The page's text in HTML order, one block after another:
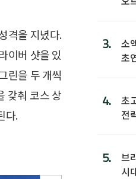
격을 지녔다.
이버 샷을 있
린을 두 개씩
갖춰 코스 상
다.
3.
소
초
4.
초
전
5.
브
시